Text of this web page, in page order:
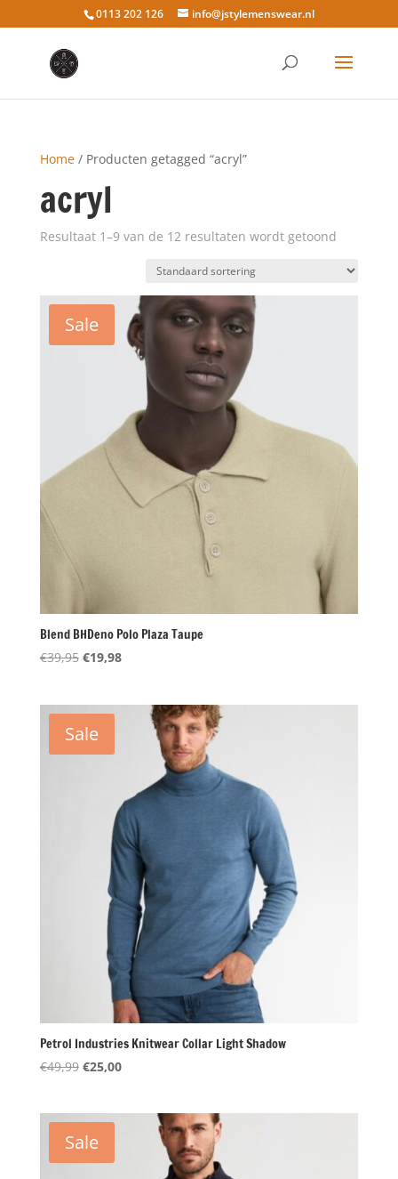
0113 202 126 info@jstylemenswear.nl
Home/ Producten getagged “acryl”
acryl
Resultaat 1–9 van de 12 resultaten wordt getoond
Sale
Blend BHDeno Polo Plaza Taupe
€39,95 Oorspronkelijke
€39,95.
€19,98Huidige
€19,98.
Sale
Petrol Industries Knitwear Collar Light Shadow
€49,99 Oorspronkelijke
€49,99.
€25,00Huidige
€25,00.
Sale